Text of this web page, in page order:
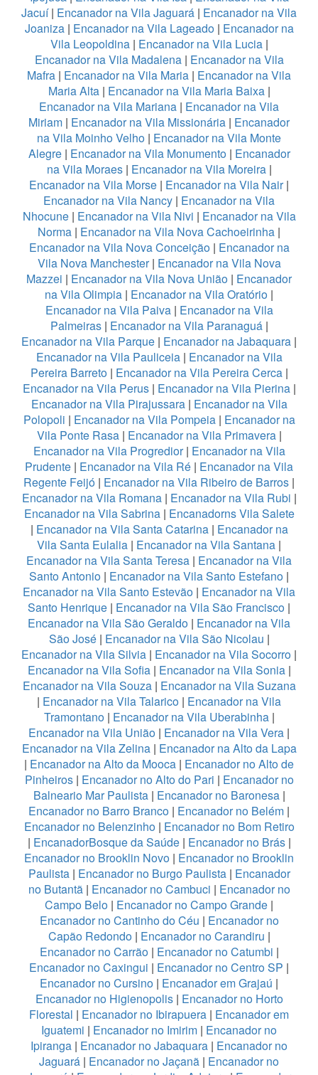
Jacuí| Encanador na Vila Jaguará | Encanador na Vila
Joaniza| Encanador na Vila Lageado| Encanador na
Vila Leopoldina| Encanador na Vila Lucia|
Encanador na Vila Madalena| Encanador na Vila
Mafra | Encanador na Vila Maria | Encanador na Vila
Maria Alta| Encanador na Vila Maria Baixa|
Encanador na Vila Mariana | Encanador na Vila
Miriam | Encanador na Vila Missionária | Encanador
na Vila Moinho Velho | Encanador na Vila Monte
Alegre| Encanador na Vila Monumento| Encanador
na Vila Moraes| Encanador na Vila Moreira|
Encanador na Vila Morse | Encanador na Vila Nair|
Encanador na Vila Nancy | Encanador na Vila
Nhocune| Encanador na Vila Nivi | Encanador na Vila
Norma | Encanador na Vila Nova Cachoeirinha |
Encanador na Vila Nova Conceição| Encanador na
Vila Nova Manchester| Encanador na Vila Nova
Mazzei | Encanador na Vila Nova União | Encanador
na Vila Olimpia | Encanador na Vila Oratório |
Encanador na Vila Paiva| Encanador na Vila
Palmeiras| Encanador na Vila Paranaguá|
Encanador na Vila Parque | Encanador na Jabaquara |
Encanador na Vila Pauliceia| Encanador na Vila
Pereira Barreto| Encanador na Vila Pereira Cerca|
Encanador na Vila Perus| Encanador na Vila Pierina|
Encanador na Vila Pirajussara| Encanador na Vila
Polopoli | Encanador na Vila Pompeia| Encanador na
Vila Ponte Rasa| Encanador na Vila Primavera|
Encanador na Vila Progredior| Encanador na Vila
Prudente | Encanador na Vila Ré | Encanador na Vila
Regente Feijó | Encanador na Vila Ribeiro de Barros |
Encanador na Vila Romana| Encanador na Vila Rubi |
Encanador na Vila Sabrina| Encanadorns Vila Salete
| Encanador na Vila Santa Catarina| Encanador na
Vila Santa Eulalia | Encanador na Vila Santana |
Encanador na Vila Santa Teresa | Encanador na Vila
Santo Antonio | Encanador na Vila Santo Estefano |
Encanador na Vila Santo Estevão | Encanador na Vila
Santo Henrique | Encanador na Vila São Francisco |
Encanador na Vila São Geraldo | Encanador na Vila
São José| Encanador na Vila São Nicolau |
Encanador na Vila Silvia | Encanador na Vila Socorro |
Encanador na Vila Sofia| Encanador na Vila Sonia|
Encanador na Vila Souza| Encanador na Vila Suzana
| Encanador na Vila Talarico | Encanador na Vila
Tramontano| Encanador na Vila Uberabinha|
Encanador na Vila União | Encanador na Vila Vera |
Encanador na Vila Zelina| Encanador na Alto da Lapa
| Encanador na Alto da Mooca | Encanador no Alto de
Pinheiros| Encanador no Alto do Pari | Encanador no
Balneario Mar Paulista| Encanador no Baronesa|
Encanador no Barro Branco | Encanador no Belém |
Encanador no Belenzinho| Encanador no Bom Retiro
| EncanadorBosque da Saúde| Encanador no Brás|
Encanador no Brooklin Novo | Encanador no Brooklin
Paulista| Encanador no Burgo Paulista| Encanador
no Butantã| Encanador no Cambuci | Encanador no
Campo Belo | Encanador no Campo Grande |
Encanador no Cantinho do Céu | Encanador no
Capão Redondo| Encanador no Carandiru |
Encanador no Carrão| Encanador no Catumbi |
Encanador no Caxingui | Encanador no Centro SP |
Encanador no Cursino | Encanador em Grajaú |
Encanador no Higienopolis| Encanador no Horto
Florestal | Encanador no Ibirapuera | Encanador em
Iguatemi | Encanador no Imirim | Encanador no
Ipiranga | Encanador no Jabaquara | Encanador no
Jaguará | Encanador no Jaçanã | Encanador no